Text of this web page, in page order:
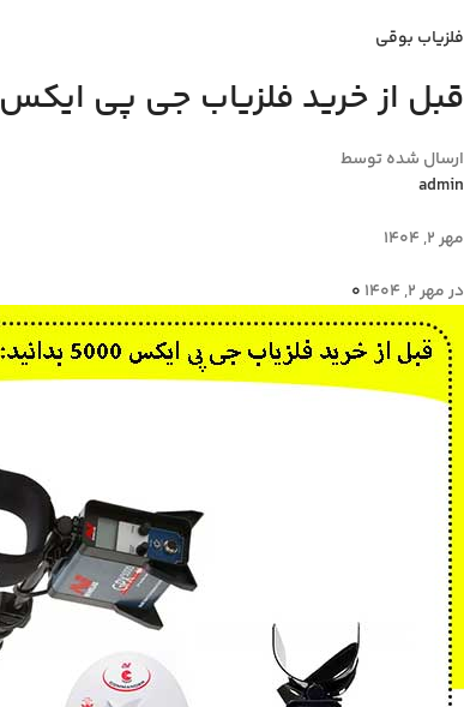
فلزیاب بوقی
قبل از خرید فلزیاب جی پی ایکس 5000 بدانید: مزایا، معایب، و قیمت
ارسال شده توسط
admin
مهر 2, 1404
در مهر 2, 1404
0